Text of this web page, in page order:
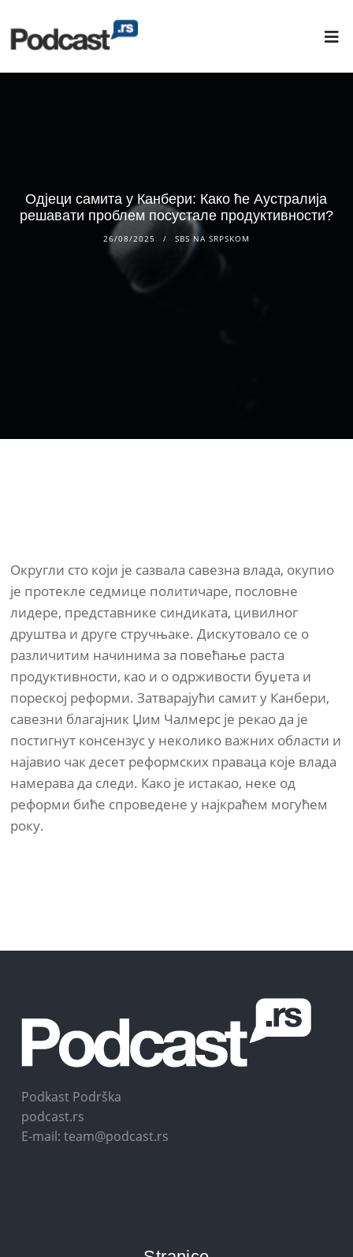
Одјеци самита у Канбери: Како ће Аустралија
решавати проблем посустале продуктивности?
26/08/2025 SBS NA SRPSKOM
Округли сто који је сазвала савезна влада, окупио
је протекле седмице политичаре, пословне
лидере, представнике синдиката, цивилног
друштва и друге стручњаке. Дискутовало се о
различитим начинима за повећање раста
продуктивности, као и о одрживости буџета и
пореској реформи. Затварајући самит у Канбери,
савезни благајник Џим Чалмерс је рекао да је
постигнут консензус у неколико важних области и
најавио чак десет реформских праваца које влада
намерава да следи. Како је истакао, неке од
реформи биће спроведене у најкраћем могућем
року.
Podkast Podrška
podcast.rs
E-mail: team@podcast.rs